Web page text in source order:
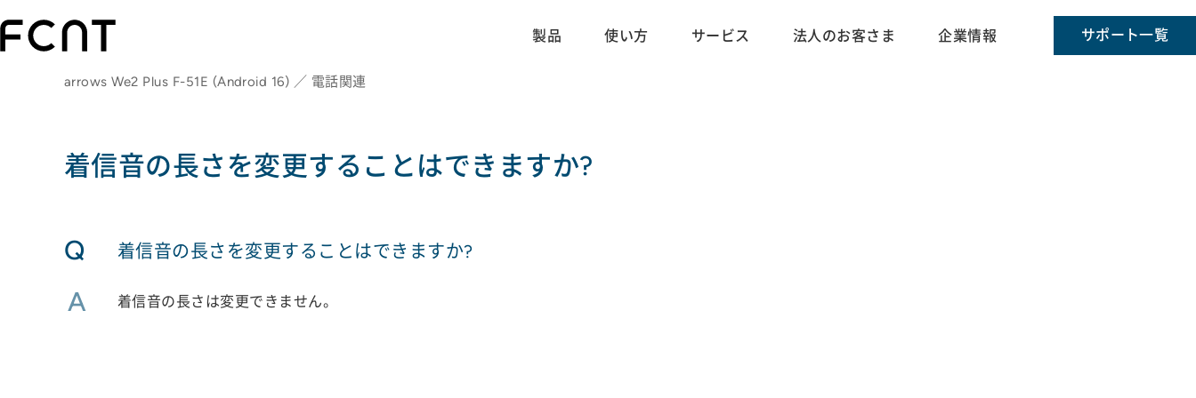
製品 使い方 サービス 法人のお客さま 企業情報 サポート一覧
arrows We2 Plus F-51E (Android 16) ／ 電話関連
着信音の長さを変更することはできますか?
Q 着信音の長さを変更することはできますか?
A 着信音の長さは変更できません。